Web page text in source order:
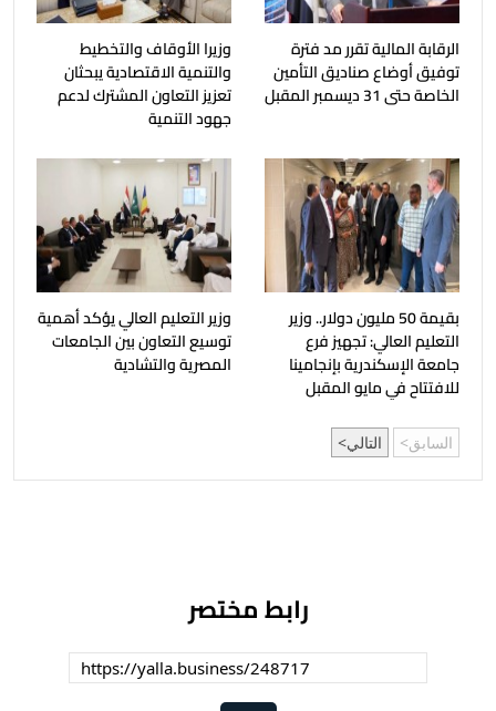
الرقابة المالية تقرر مد فترة
توفيق أوضاع صناديق التأمين
الخاصة حتى 31 ديسمبر المقبل
وزيرا الأوقاف والتخطيط
والتنمية الاقتصادية يبحثان
تعزيز التعاون المشترك لدعم
جهود التنمية
بقيمة 50 مليون دولار.. وزير
التعليم العالي: تجهيز فرع
جامعة الإسكندرية بإنجامينا
للافتتاح في مايو المقبل
وزير التعليم العالي يؤكد أهمية
توسيع التعاون بين الجامعات
المصرية والتشادية
السابق التالي
رابط مختصر